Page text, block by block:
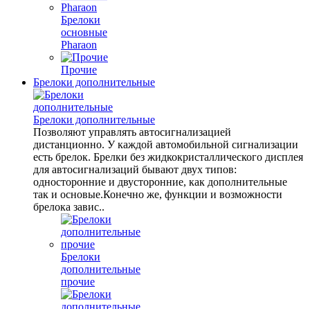
Брелоки
основные
Pharaon
Прочие
Брелоки дополнительные
Брелоки дополнительные
Позволяют управлять автосигнализацией
дистанционно. У каждой автомобильной сигнализации
есть брелок. Брелки без жидкокристаллического дисплея
для автосигнализаций бывают двух типов:
односторонние и двусторонние, как дополнительные
так и основые.Конечно же, функции и возможности
брелока завис..
Брелоки
дополнительные
прочие